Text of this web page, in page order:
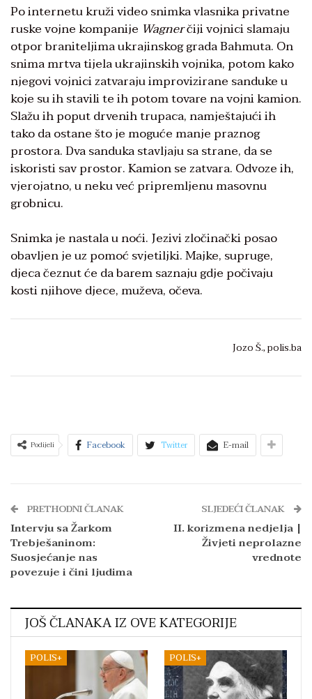
Po internetu kruži video snimka vlasnika privatne
ruske vojne kompanije Wagnerčiji vojnici slamaju
otpor braniteljima ukrajinskog grada Bahmuta. On
snima mrtva tijela ukrajinskih vojnika, potom kako
njegovi vojnici zatvaraju improvizirane sanduke u
koje su ih stavili te ih potom tovare na vojni kamion.
Slažu ih poput drvenih trupaca, namještajući ih
tako da ostane što je moguće manje praznog
prostora. Dva sanduka stavljaju sa strane, da se
iskoristi sav prostor. Kamion se zatvara. Odvoze ih,
vjerojatno, u neku već pripremljenu masovnu
grobnicu.
Snimka je nastala u noći. Jezivi zločinački posao
obavljen je uz pomoć svjetiljki. Majke, supruge,
djeca čeznut će da barem saznaju gdje počivaju
kosti njihove djece, muževa, očeva.
Jozo Š., polis.ba
Podijeli Facebook Twitter E-mail
PRETHODNI ČLANAK
Intervju sa Žarkom
Trebješaninom:
Suosjećanje nas
povezuje i čini ljudima
SLJEDEĆI ČLANAK
II. korizmena nedjelja |
Živjeti neprolazne
vrednote
JOŠ ČLANAKA IZ OVE KATEGORIJE
POLIS+ POLIS+